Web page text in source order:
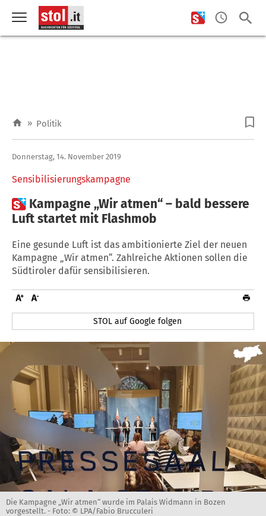
» Politik
Sensibilisierungskampagne
Donnerstag, 14. November 2019
 Kampagne „Wir atmen“ – bald bessere
Luft startet mit Flashmob
Eine gesunde Luft ist das ambitionierte Ziel der neuen
Kampagne „Wir atmen“. Zahlreiche Aktionen sollen die
Südtiroler dafür sensibilisieren.
STOL auf Google folgen
Die Kampagne „Wir atmen“ wurde im Palais Widmann in Bozen
vorgestellt. - Foto: © LPA/Fabio Brucculeri